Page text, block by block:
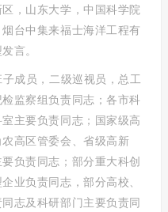
，山东大学，中国科学院
台中集来福士海洋工程有
言。
子成员，二级巡视员，总工
监察组负责同志；各市科
主要负责同志；国家级高
高区管委会、省级高新
负责同志；部分重大科创
业负责同志，部分高校、
志及科研部门主要负责同